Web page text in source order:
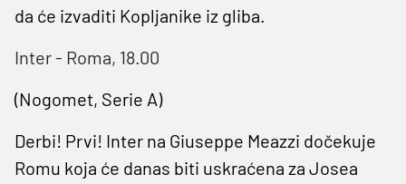
da će izvaditi Kopljanike iz gliba.
Inter - Roma, 18.00
(Nogomet, Serie A)
Derbi! Prvi! Inter na Giuseppe Meazzi dočekuje
Romu koja će danas biti uskraćena za Josea